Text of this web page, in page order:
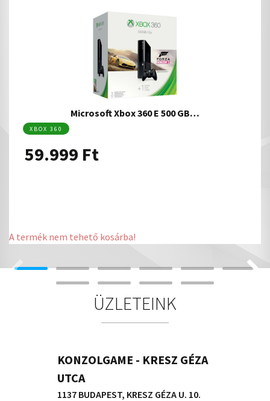
Microsoft Xbox 360 E 500 GB…
XBOX 360
59.999 Ft
A termék nem tehető kosárba!
ÜZLETEINK
KONZOLGAME - KRESZ GÉZA
UTCA
1137 BUDAPEST, KRESZ GÉZA U. 10.